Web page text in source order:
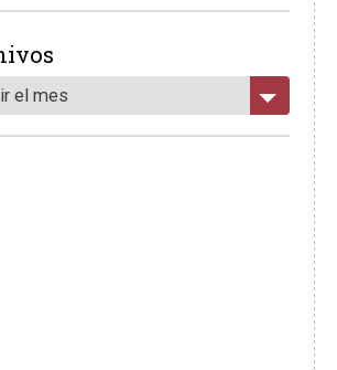
el mes